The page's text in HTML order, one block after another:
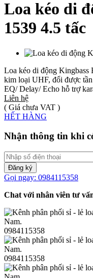
Loa kéo di
1539 4.5 tấc
Loa kéo di động Kingbass
kim loại UHF, đổi được
EQ/ Delay/ Echo hỗ trợ
Liên hệ
( Giá chưa VAT )
HẾT HÀNG
Nhận thông tin khi
Đăng ký
Gọi ngay: 0984115358
Chat với nhân viên tư
0984115358
0984115358